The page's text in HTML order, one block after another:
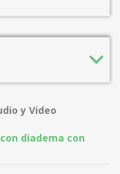
y Video
diadema con